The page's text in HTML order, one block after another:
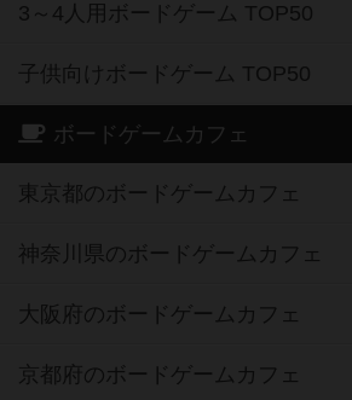
3～4人用ボードゲーム TOP50
子供向けボードゲーム TOP50
ボードゲームカフェ
東京都のボードゲームカフェ
神奈川県のボードゲームカフェ
大阪府のボードゲームカフェ
京都府のボードゲームカフェ